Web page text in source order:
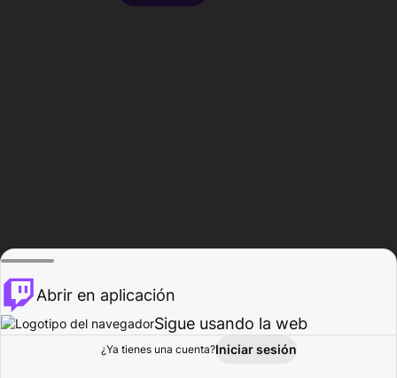
Explorar Actividad
Abrir en aplicación
Sigue usando la web
¿Ya tienes una cuenta?Iniciar sesión